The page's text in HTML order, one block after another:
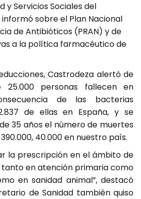
y Servicios Sociales del
sobre el Plan Nacional
de Antibióticos (PRAN) y de
a la política farmacéutico de
Castrodeza alertó de
25.000 personas fallecen en
de las bacterias
de ellas en España, y se
35 años el número de muertes
40.000 en nuestro país.
la prescripción en el ámbito de
tanto en atención primaria como
en sanidad animal”, destacó
de Sanidad también quiso